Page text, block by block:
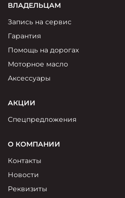
ВЛАДЕЛЬЦАМ
Запись на сервис
Гарантия
Помощь на дорогах
Моторное масло
Аксессуары
АКЦИИ
Спецпредложения
О КОМПАНИИ
Контакты
Новости
Реквизиты